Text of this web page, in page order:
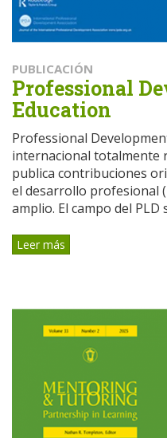
PUBLICACIÓN
Professional
Education
Professional
internacional totalmente
publica contribuciones
el desarrollo profesional
amplio. El campo del PLD
Leer más